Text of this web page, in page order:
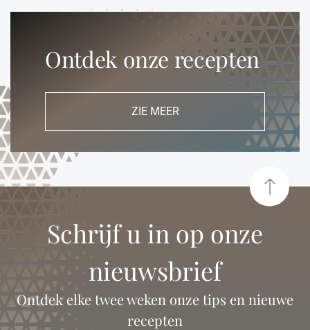
Ontdek onze recepten
ZIE MEER
Schrijf u in op onze
nieuwsbrief
Ontdek elke twee weken onze tips en nieuwe
recepten